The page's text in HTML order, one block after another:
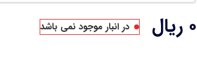
۰ ریال در انبار موجود نمی باشد